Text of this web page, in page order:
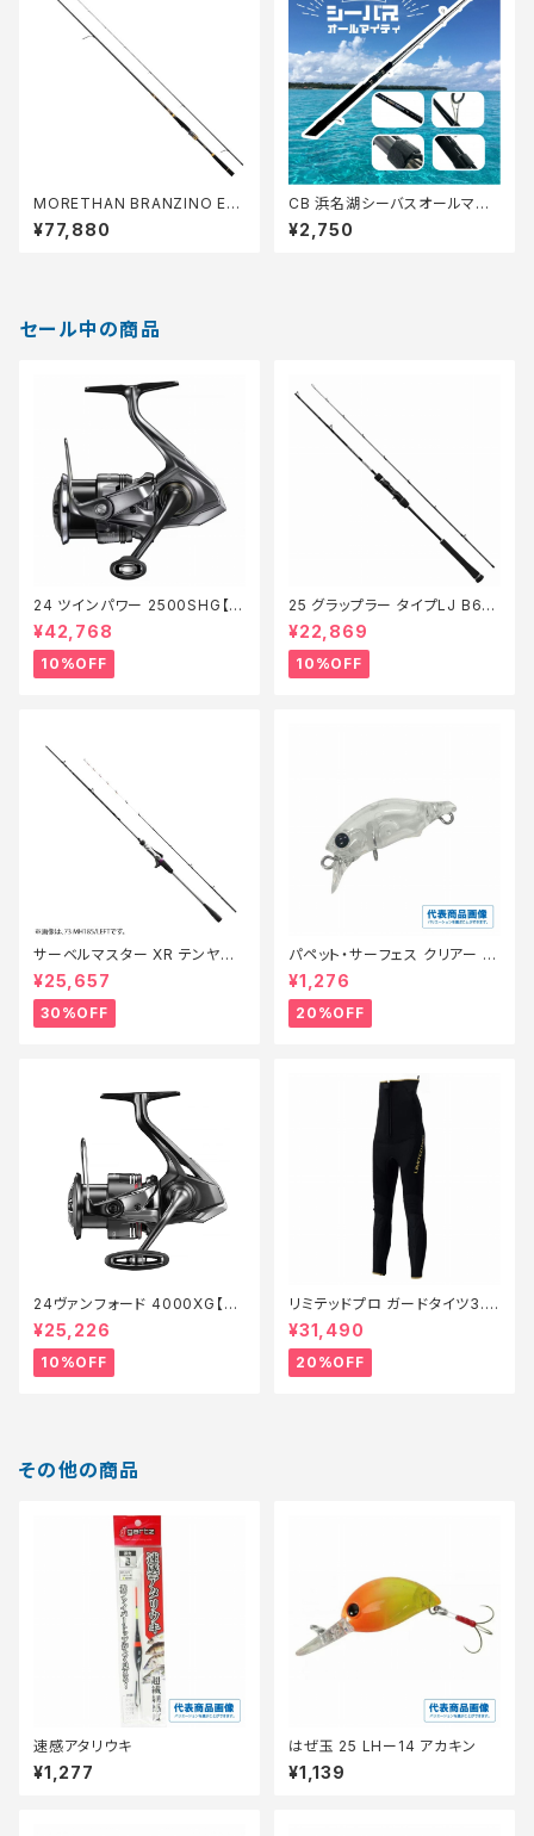
MORETHAN BRANZINO EX
AGS 93L/M S
¥77,880
CB 浜名湖シーバスオールマイ
ティ 86【Tオリ】
¥2,750
セール中の商品
24 ツインパワー 2500SHG【継
続セール_リール】【10】
¥42,768
10%OFF
25 グラップラー タイプLJ B63-
3【継続セール_ロッド】【10】
¥22,869
10%OFF
サーベルマスター XR テンヤ
73MH 185R【特価ロッド】【30】
¥25,657
30%OFF
パペット・サーフェス クリアー 0
1【特価ルアー】【20】
¥1,276
20%OFF
24ヴァンフォード 4000XG【継
続セール_リール】【10】
¥25,226
10%OFF
リミテッドプロ ガードタイツ3.0
FI−540X 黒 LB【特価装備】【2
0】
¥31,490
20%OFF
その他の商品
速感アタリウキ
¥1,277
はぜ玉 25 LHー14 アカキン
¥1,139